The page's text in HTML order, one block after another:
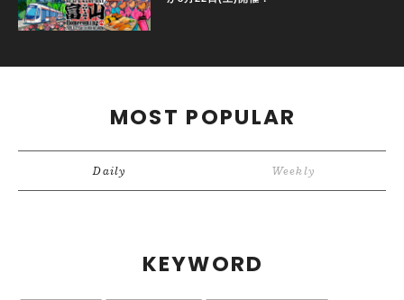
MOST POPULAR
Daily Weekly
KEYWORD